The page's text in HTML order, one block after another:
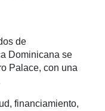
de
Dominicana se
Palace, con una
financiamiento,